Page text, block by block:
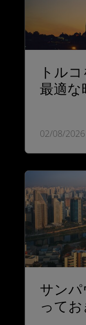
トル
最適な
02/08/2026
サン
って